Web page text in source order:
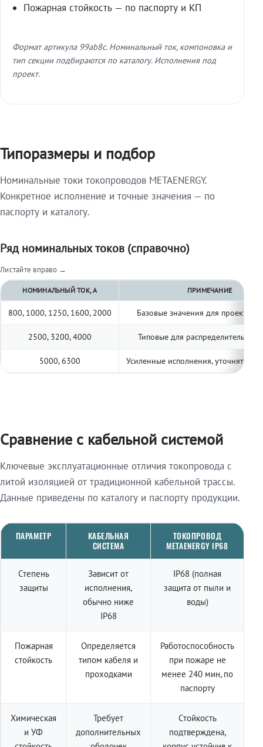
Пожарная стойкость — по паспорту и КП
Формат артикула 99ab8c. Номинальный ток, компоновка и
тип секции подбираются по каталогу. Исполнения под
проект.
Типоразмеры и подбор
Номинальные токи токопроводов METAENERGY.
Конкретное исполнение и точные значения — по
паспорту и каталогу.
Ряд номинальных токов (справочно)
Листайте вправо →
НОМИНАЛЬНЫЙ ТОК, А ПРИМЕЧАНИЕ
800, 1000, 1250, 1600, 2000 Базовые значения для
2500, 3200, 4000 Типовые для распределительных
5000, 6300 Усиленные исполнения, уточнять по
Сравнение с кабельной системой
Ключевые эксплуатационные отличия токопровода с
литой изоляцией от традиционной кабельной трассы.
Данные приведены по каталогу и паспорту продукции.
ПАРАМЕТР
КАБЕЛЬНАЯ
СИСТЕМА
ТОКОПРОВОД
METAENERGY IP68
Степень
защиты
Зависит от
исполнения,
обычно ниже
IP68
IP68 (полная
защита от пыли и
воды)
Пожарная
стойкость
Определяется
типом кабеля и
проходками
Работоспособность
при пожаре не
менее 240 мин, по
паспорту
Химическая
и УФ
Требует
дополнительных
Стойкость
подтверждена,